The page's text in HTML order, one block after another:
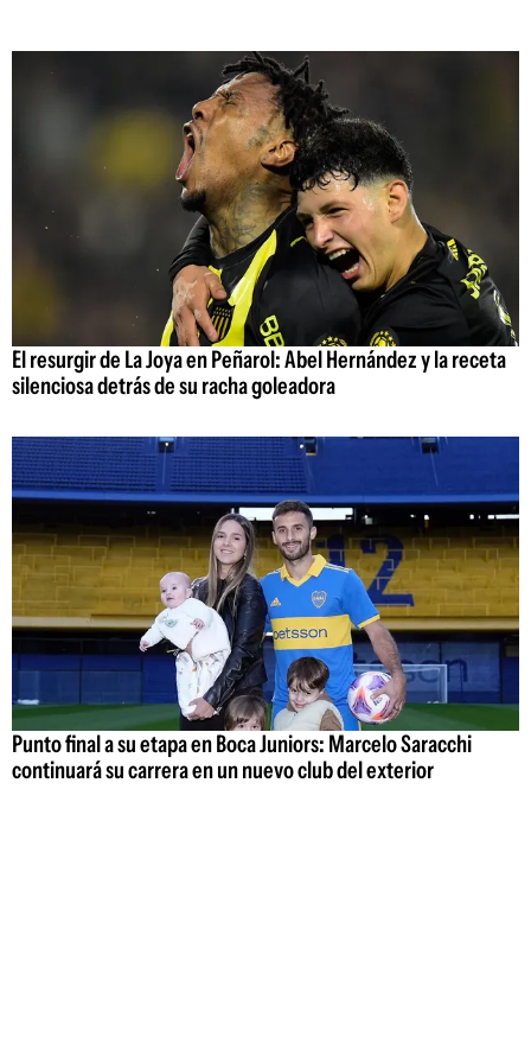
El resurgir de La Joya en Peñarol: Abel Hernández y la receta
silenciosa detrás de su racha goleadora
Punto final a su etapa en Boca Juniors: Marcelo Saracchi
continuará su carrera en un nuevo club del exterior